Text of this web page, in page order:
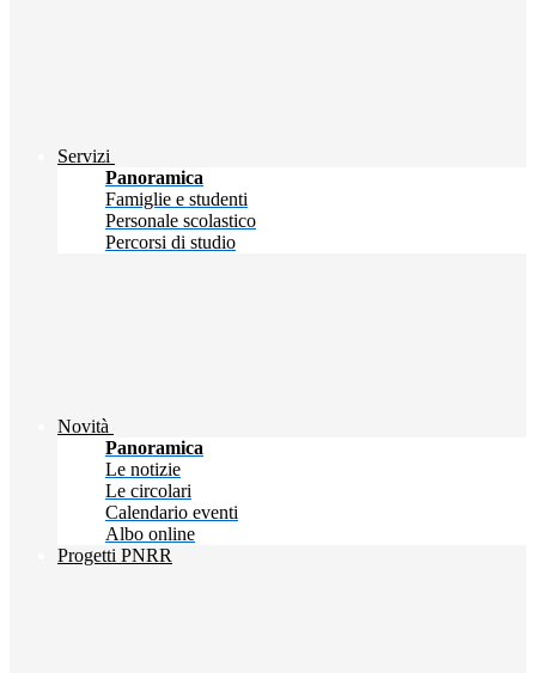
Servizi
Panoramica
Famiglie e studenti
Personale scolastico
Percorsi di studio
Novità
Panoramica
Le notizie
Le circolari
Calendario eventi
Albo online
Progetti PNRR